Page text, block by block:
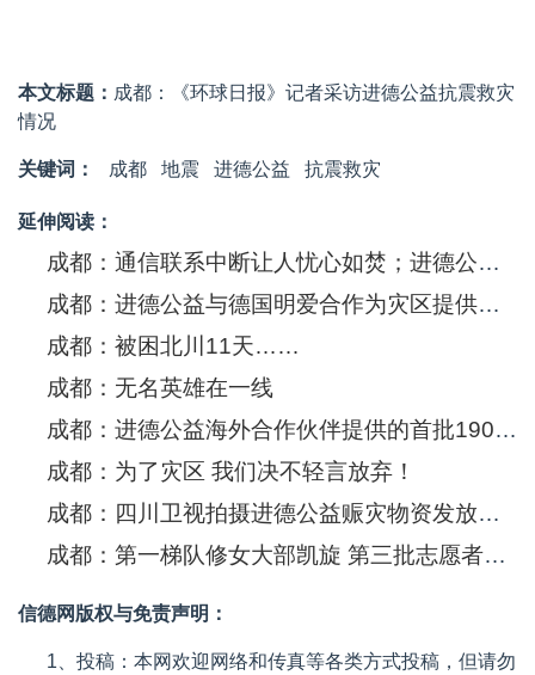
本文标题： 成都：《环球日报》记者采访进德公益抗震救灾
情况
关键词： 成都 地震 进德公益 抗震救灾
延伸阅读：
成都：通信联系中断让人忧心如焚；进德公益着手抗震救灾准备工作
成都：进德公益与德国明爱合作为灾区提供帐篷
成都：被困北川11天……
成都：无名英雄在一线
成都：进德公益海外合作伙伴提供的首批1900顶帐篷送抵灾区
成都：为了灾区 我们决不轻言放弃！
成都：四川卫视拍摄进德公益赈灾物资发放现场
成都：第一梯队修女大部凯旋 第三批志愿者昨已上岗
信德网版权与免责声明：
1、投稿：本网欢迎网络和传真等各类方式投稿，但请勿